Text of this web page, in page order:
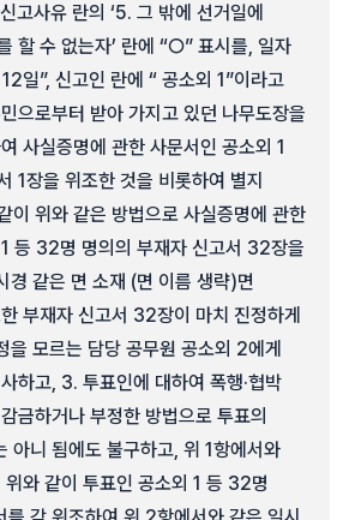
고사유 란의 ‘5. 그 밖에 선거일에
할 수 없는자’ 란에 “○” 표시를, 일자
일”, 신고인 란에 “ 공소외 1”이라고
으로부터 받아 가지고 있던 나무도장을
사실증명에 관한 사문서인 공소외 1
1장을 위조한 것을 비롯하여 별지
이 위와 같은 방법으로 사실증명에 관한
등 32명 명의의 부재자 신고서 32장을
경 같은 면 소재 (면 이름 생략)면
부재자 신고서 32장이 마치 진정하게
을 모르는 담당 공무원 공소외 2에게
하고, 3. 투표인에 대하여 폭행·협박
금하거나 부정한 방법으로 투표의
아니 됨에도 불구하고, 위 1항에서와
와 같이 투표인 공소외 1 등 32명